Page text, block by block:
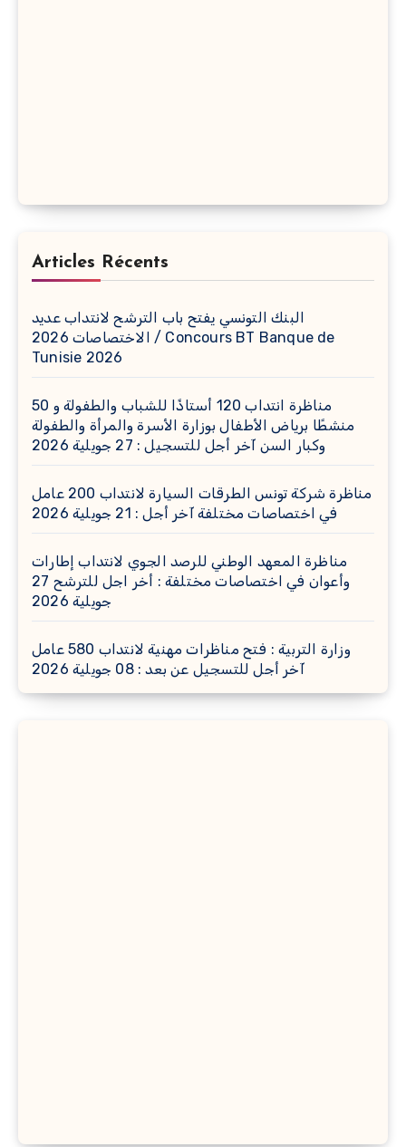
Articles Récents
البنك التونسي يفتح باب الترشح لانتداب عديد
الاختصاصات 2026 / Concours BT Banque de
Tunisie 2026
مناظرة انتداب 120 أستاذًا للشباب والطفولة و 50
منشطًا برياض الأطفال بوزارة الأسرة والمرأة والطفولة
وكبار السن آخر أجل للتسجيل : 27 جويلية 2026
مناظرة شركة تونس الطرقات السيارة لانتداب 200 عامل
في اختصاصات مختلفة آخر أجل : 21 جويلية 2026
مناظرة المعهد الوطني للرصد الجوي لانتداب إطارات
وأعوان في اختصاصات مختلفة : أخر اجل للترشح 27
جويلية 2026
وزارة التربية : فتح مناظرات مهنية لانتداب 580 عامل
آخر أجل للتسجيل عن بعد : 08 جويلية 2026